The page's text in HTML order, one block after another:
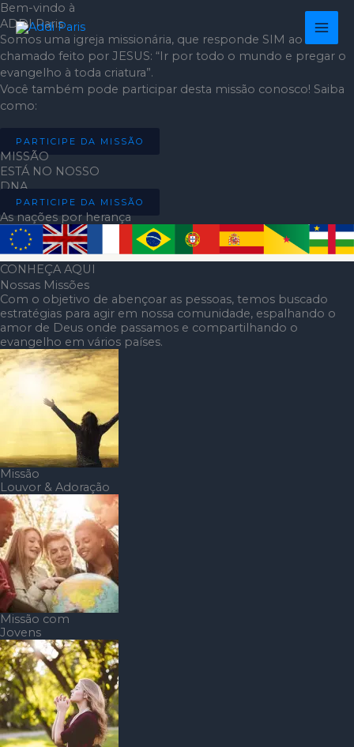
Ir
para
o
conteúdo
Bem-vindo à
ADDI Paris
Somos uma igreja missionária, que responde SIM ao
chamado feito por JESUS: “Ir por todo o mundo e pregar o
evangelho à toda criatura”.
Você também pode participar desta missão conosco! Saiba
como:
PARTICIPE DA MISSÃO
MISSÃO
ESTÁ NO NOSSO
DNA
PARTICIPE DA MISSÃO
As nações por herança
CONHEÇA AQUI
Nossas Missões
Com o objetivo de abençoar as pessoas, temos buscado
estratégias para agir em nossa comunidade, espalhando o
amor de Deus onde passamos e compartilhando o
evangelho em vários países.
Missão
Louvor & Adoração
Missão com
Jovens